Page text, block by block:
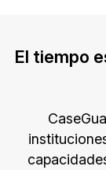
El tiempo